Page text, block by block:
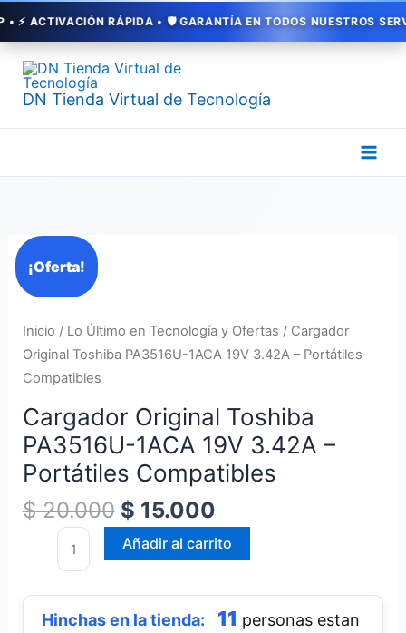
RÁPIDA • 🛡️ GARANTÍA EN TODOS NUESTROS
contenido
DN Tienda Virtual de Tecnología
¡Oferta!
Inicio / Lo Último en Tecnología y Ofertas / Cargador
Original Toshiba PA3516U-1ACA 19V 3.42A – Portátiles
Compatibles
Cargador Original Toshiba
PA3516U-1ACA 19V 3.42A –
Portátiles Compatibles
$20.000
era:
$ 20.000.
$ 15.000
es:
$ 15.000.
Original
Toshiba
PA3516U-
1ACA
19V
–
Portátiles
Compatibles
Añadir al carrito
11 personas estan